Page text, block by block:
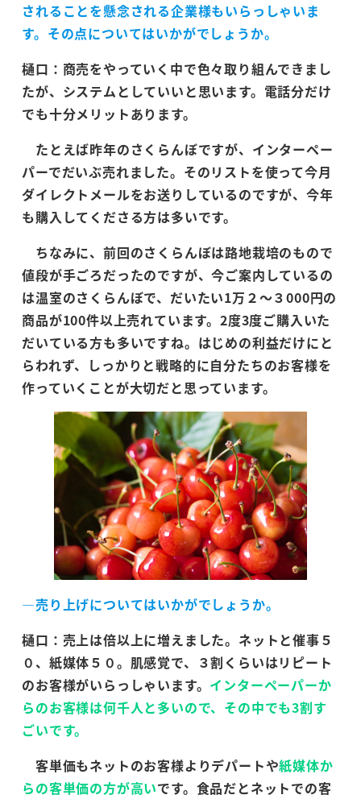
されることを懸念される企業様もいらっしゃいま
す。その点についてはいかがでしょうか。
樋口：商売をやっていく中で色々取り組んできまし
たが、システムとしていいと思います。電話分だけ
でも十分メリットあります。
たとえば昨年のさくらんぼですが、インターペー
パーでだいぶ売れました。そのリストを使って今月
ダイレクトメールをお送りしているのですが、今年
も購入してくださる方は多いです。
ちなみに、前回のさくらんぼは路地栽培のもので
値段が手ごろだったのですが、今ご案内しているの
は温室のさくらんぼで、だいたい1万２～３000円の
商品が100件以上売れています。2度3度ご購入いた
だいている方も多いですね。はじめの利益だけにと
らわれず、しっかりと戦略的に自分たちのお客様を
作っていくことが大切だと思っています。
―売り上げについてはいかがでしょうか。
樋口：売上は倍以上に増えました。ネットと催事５
０、紙媒体５０。肌感覚で、３割くらいはリピート
のお客様がいらっしゃいます。 インターペーパーか
らのお客様は何千人と多いので、その中でも3割す
ごいです。
客単価もネットのお客様よりデパートや紙媒体か
らの客単価の方が高いです。食品だとネットでの客